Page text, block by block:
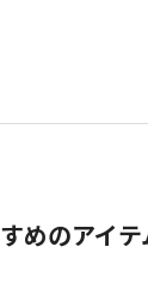
めのアイテ